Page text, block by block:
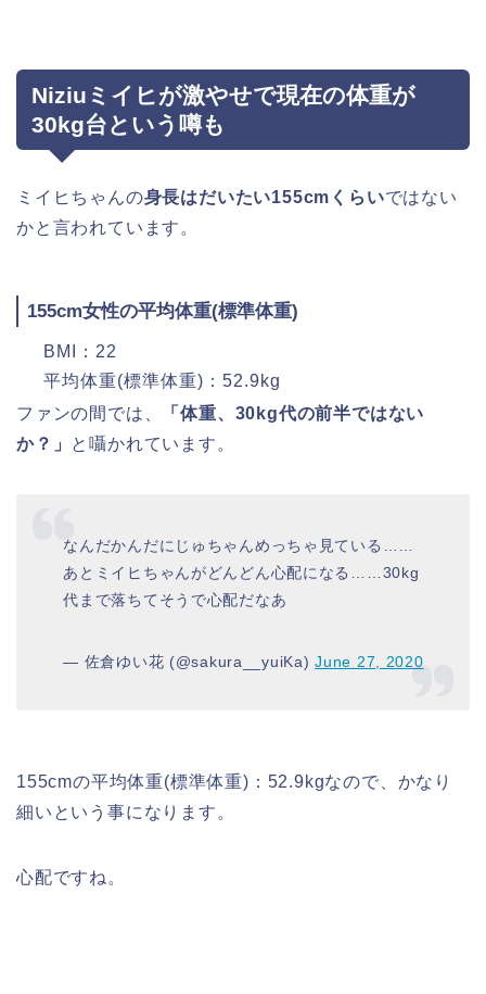
Niziuミイヒが激やせで現在の体重が
30kg台という噂も
ミイヒちゃんの身長はだいたい155cmくらいではない
かと言われています。
155cm女性の平均体重(標準体重)
BMI：22
平均体重(標準体重)：52.9kg
ファンの間では、
「体重、30kg代の前半ではない
か？」 と囁かれています。
なんだかんだにじゅちゃんめっちゃ見ている……
あとミイヒちゃんがどんどん心配になる……30kg
代まで落ちてそうで心配だなあ
— 佐倉ゆい花 (@sakura__yuiKa)June 27, 2020
155cmの平均体重(標準体重)：52.9kgなので、かなり
細いという事になります。
心配ですね。